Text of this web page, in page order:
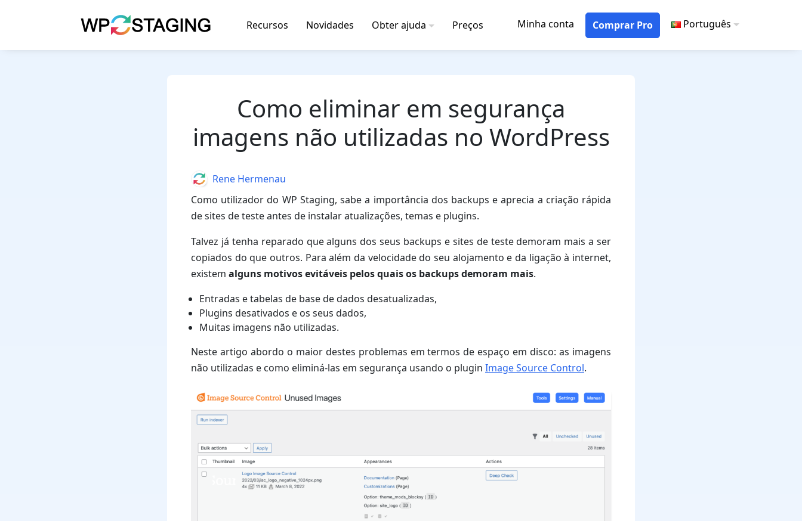
Recursos Novidades Obter ajuda Preços Minha conta Comprar Pro Português
Como eliminar em segurança
imagens não utilizadas no WordPress
Como utilizador do WP Staging, sabe a importância dos backups e aprecia a criação rápida
de sites de teste antes de instalar atualizações, temas e plugins.
Talvez já tenha reparado que alguns dos seus backups e sites de teste demoram mais a ser
copiados do que outros. Para além da velocidade do seu alojamento e da ligação à internet,
existem alguns motivos evitáveis pelos quais os backups demoram mais.
Entradas e tabelas de base de dados desatualizadas,
Plugins desativados e os seus dados,
Muitas imagens não utilizadas.
Neste artigo abordo o maior destes problemas em termos de espaço em disco: as imagens
não utilizadas e como eliminá-las em segurança usando o plugin Image Source Control.
AuthorRene Hermenau